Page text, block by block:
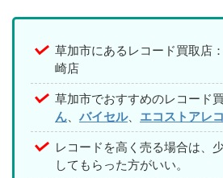
草加市にあるレコード買取店
崎店
草加市でおすすめのレコード
ん
バイセル、 エコストアレ
レコードを高く売る場合は、
してもらった方がいい。